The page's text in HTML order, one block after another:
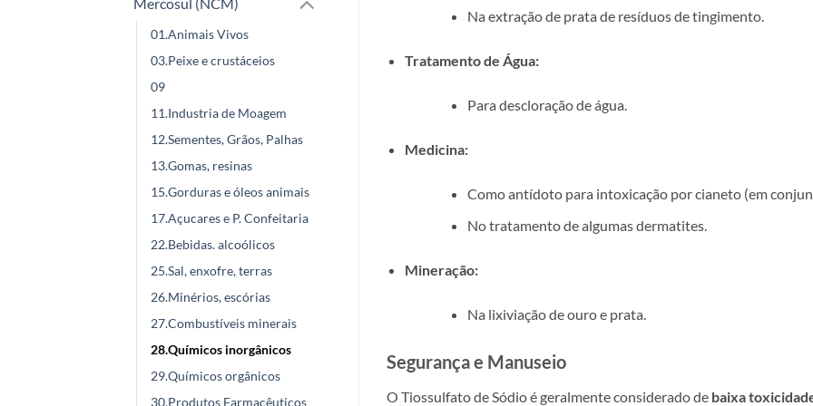
Mercosul (NCM)
01.Animais Vivos
03.Peixe e crustáceios
09
11.Industria de Moagem
12.Sementes, Grãos, Palhas
13.Gomas, resinas
15.Gorduras e óleos animais
17.Açucares e P. Confeitaria
22.Bebidas. alcoólicos
25.Sal, enxofre, terras
26.Minérios, escórias
27.Combustíveis minerais
28.Químicos inorgânicos
29.Químicos orgânicos
30.Produtos Farmacêuticos
Na extração de prata de resíduos de tingimento.
Tratamento de Água:
Para descloração de água.
Medicina:
Como antídoto para intoxicação por cianeto (em
No tratamento de algumas dermatites.
Mineração:
Na lixiviação de ouro e prata.
Segurança e Manuseio
O Tiossulfato de Sódio é geralmente considerado de baixa